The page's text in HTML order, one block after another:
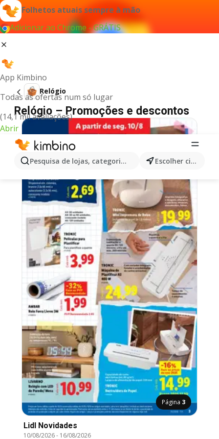
Folhetos atuais sempre à mão
Adicionar ao Chrome - GRÁTIS
App Kimbino
Todas as ofertas num só lugar
(14,1 mil avaliações)
Abrir
Pesquisa de lojas, categorias,produtos... Escolher cidade
Relógio
Relógio – Promoções e descontos
Página 3
Lidl Novidades
10/08/2026- 16/08/2026